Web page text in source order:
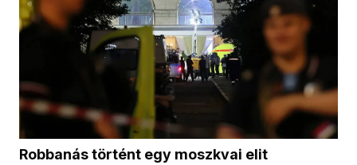
Robbanás történt egy moszkvai elit